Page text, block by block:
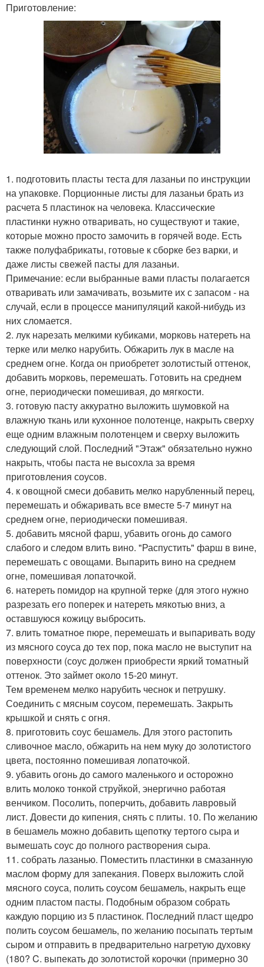
Приготовление:
1. подготовить пласты теста для лазаньи по инструкции
на упаковке. Порционные листы для лазаньи брать из
расчета 5 пластинок на человека. Классические
пластинки нужно отваривать, но существуют и такие,
которые можно просто замочить в горячей воде. Есть
также полуфабрикаты, готовые к сборке без варки, и
даже листы свежей пасты для лазаньи.
Примечание: если выбранные вами пласты полагается
отваривать или замачивать, возьмите их с запасом - на
случай, если в процессе манипуляций какой-нибудь из
них сломается.
2. лук нарезать мелкими кубиками, морковь натереть на
терке или мелко нарубить. Обжарить лук в масле на
среднем огне. Когда он приобретет золотистый оттенок,
добавить морковь, перемешать. Готовить на среднем
огне, периодически помешивая, до мягкости.
3. готовую пасту аккуратно выложить шумовкой на
влажную ткань или кухонное полотенце, накрыть сверху
еще одним влажным полотенцем и сверху выложить
следующий слой. Последний "Этаж" обязательно нужно
накрыть, чтобы паста не высохла за время
приготовления соусов.
4. к овощной смеси добавить мелко нарубленный перец,
перемешать и обжаривать все вместе 5-7 минут на
среднем огне, периодически помешивая.
5. добавить мясной фарш, убавить огонь до самого
слабого и следом влить вино. "Распустить" фарш в вине,
перемешать с овощами. Выпарить вино на среднем
огне, помешивая лопаточкой.
6. натереть помидор на крупной терке (для этого нужно
разрезать его поперек и натереть мякотью вниз, а
оставшуюся кожицу выбросить.
7. влить томатное пюре, перемешать и выпаривать воду
из мясного соуса до тех пор, пока масло не выступит на
поверхности (соус должен приобрести яркий томатный
оттенок. Это займет около 15-20 минут.
Тем временем мелко нарубить чеснок и петрушку.
Соединить с мясным соусом, перемешать. Закрыть
крышкой и снять с огня.
8. приготовить соус бешамель. Для этого растопить
сливочное масло, обжарить на нем муку до золотистого
цвета, постоянно помешивая лопаточкой.
9. убавить огонь до самого маленького и осторожно
влить молоко тонкой струйкой, энергично работая
венчиком. Посолить, поперчить, добавить лавровый
лист. Довести до кипения, снять с плиты. 10. По желанию
в бешамель можно добавить щепотку тертого сыра и
вымешать соус до полного растворения сыра.
11. собрать лазанью. Поместить пластинки в смазанную
маслом форму для запекания. Поверх выложить слой
мясного соуса, полить соусом бешамель, накрыть еще
одним пластом пасты. Подобным образом собрать
каждую порцию из 5 пластинок. Последний пласт щедро
полить соусом бешамель, по желанию посыпать тертым
сыром и отправить в предварительно нагретую духовку
(180? C. выпекать до золотистой корочки (примерно 30